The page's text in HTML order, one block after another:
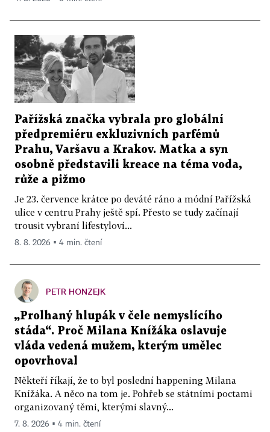
Pařížská značka vybrala pro globální
předpremiéru exkluzivních parfémů
Prahu, Varšavu a Krakov. Matka a syn
osobně představili kreace na téma voda,
růže a pižmo
Je 23. července krátce po deváté ráno a módní Pařížská
ulice v centru Prahy ještě spí. Přesto se tudy začínají
trousit vybraní lifestyloví...
8. 8. 2026 ▪ 4 min. čtení
PETR HONZEJK
„Prolhaný hlupák v čele nemyslícího
stáda“. Proč Milana Knížáka oslavuje
vláda vedená mužem, kterým umělec
opovrhoval
Někteří říkají, že to byl poslední happening Milana
Knížáka. A něco na tom je. Pohřeb se státními poctami
organizovaný těmi, kterými slavný...
7. 8. 2026 ▪ 4 min. čtení